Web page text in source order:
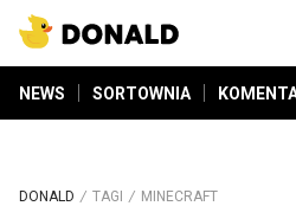
NEWS SORTOWNIA
DONALD TAGI MINECRAFT